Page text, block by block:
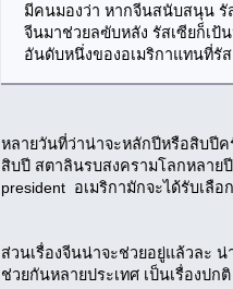
มีคนมองว่า หากจีนสนับสนุน รั
จีนมาช่วยลฃับหลัง รัสเซียก็เ
อันดับหนึ่งของอเมริกาแทนที่รั
หลายวันที่ว่าน่าจะหลักปีหรือสิบปีค
สิบปี สตาลินรบสงครามโลกหลาย
president อเมริกามักจะได้รับเลื
ส่วนเรื่องจีนน่าจะช่วยอยู่แล้วละ
ช่วยกันหลายประเทศ เป็นเรื่องปกติ